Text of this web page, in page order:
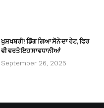
ਖੁਸ਼ਖਬਰੀ! ਡਿੱਗ ਗਿਆ ਸੋਨੇ ਦਾ ਰੇਟ, ਫਿਰ
ਵੀ ਵਰਤੋ ਇਹ ਸਾਵਧਾਨੀਆਂ
September 26, 2025